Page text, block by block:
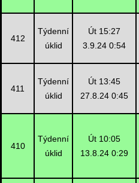
412
Týdenní
úklid
Út 15:27
3.9.24 0:54
411
Týdenní
úklid
Út 13:45
27.8.24 0:45
410
Týdenní
úklid
Út 10:05
13.8.24 0:29